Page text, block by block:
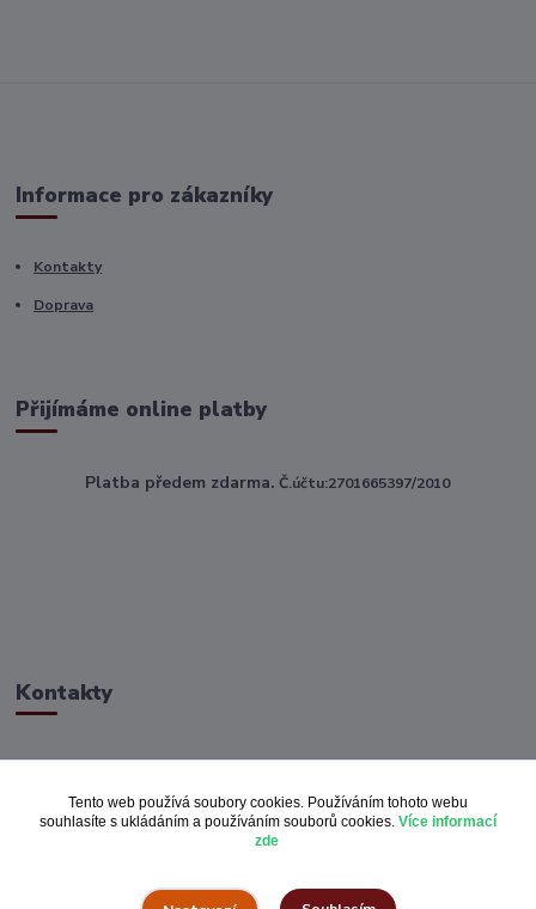
Informace pro zákazníky
Kontakty
Doprava
Přijímáme online platby
Platba předem zdarma. Č.účtu:2701665397/2010
Kontakty
Tento web používá soubory cookies. Používáním tohoto webu
souhlasíte s ukládáním a používáním souborů cookies. Více informací
zde